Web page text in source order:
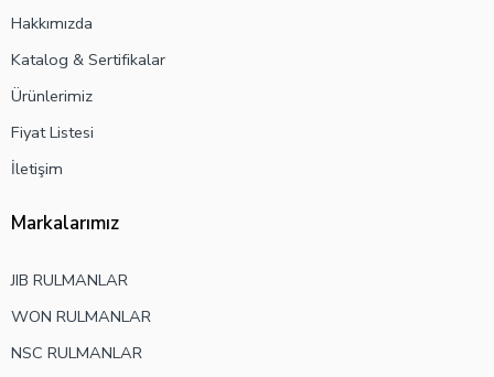
Hakkımızda
Katalog & Sertifikalar
Ürünlerimiz
Fiyat Listesi
İletişim
Markalarımız
JIB RULMANLAR
WON RULMANLAR
NSC RULMANLAR